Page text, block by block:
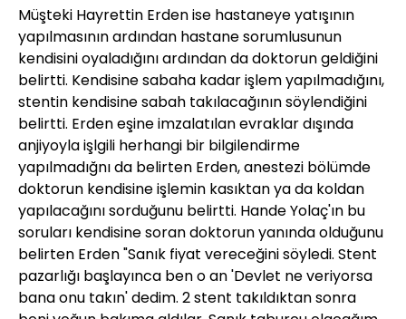
Müşteki Hayrettin Erden ise hastaneye yatışının
yapılmasının ardından hastane sorumlusunun
kendisini oyaladığını ardından da doktorun geldiğini
belirtti. Kendisine sabaha kadar işlem yapılmadığını,
stentin kendisine sabah takılacağının söylendiğini
belirtti. Erden eşine imzalatılan evraklar dışında
anjiyoyla işlgili herhangi bir bilgilendirme
yapılmadığnı da belirten Erden, anestezi bölümde
doktorun kendisine işlemin kasıktan ya da koldan
yapılacağını sorduğunu belirtti. Hande Yolaç'ın bu
soruları kendisine soran doktorun yanında olduğunu
belirten Erden "Sanık fiyat vereceğini söyledi. Stent
pazarlığı başlayınca ben o an 'Devlet ne veriyorsa
bana onu takın' dedim. 2 stent takıldıktan sonra